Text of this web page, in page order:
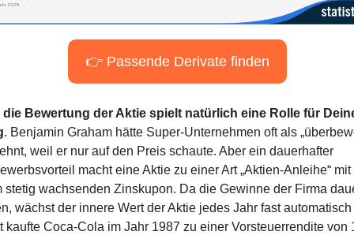
👉 Passende Derivate finden
Bewertung der Aktie spielt natürlich eine Rolle für
. Benjamin Graham hätte Super-Unternehmen oft als
weil er nur auf den Preis schaute. Aber ein dauerhafter
macht eine Aktie zu einer Art „Aktien-Anleihe“ mit
stetig wachsenden Zinskupon. Da die Gewinne der Firma
wächst der innere Wert der Aktie jedes Jahr fast automatisch
kaufte Coca-Cola im Jahr 1987 zu einer Vorsteuerrendite von